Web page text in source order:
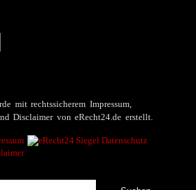
mit rechtssicherem Impressum,
Disclaimer von eRecht24.de erstellt.